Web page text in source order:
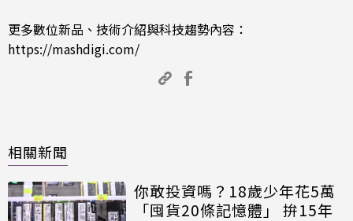
更多數位新品、技術介紹與科技趨勢內容：
https://mashdigi.com/
相關新聞
你敢投資嗎？18歲少年花5萬
「囤貨20條記憶體」 拚15年